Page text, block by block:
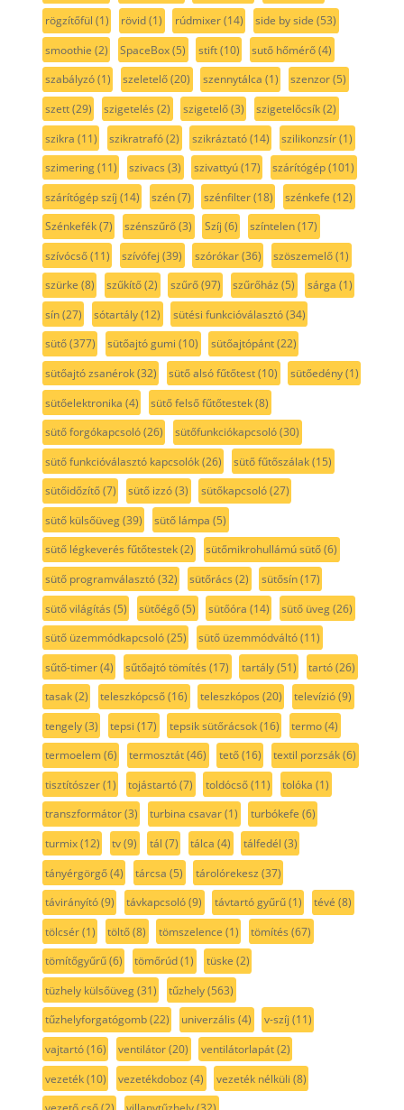
rögzítőfül (1) rövid(1) rúdmixer(14) side by side (53)
smoothie (2) SpaceBox(5) stift(10) sutő hőmérő(4)
szabályzó(1) szeletelő(20) szennytálca (1) szenzor(5)
szett(29) szigetelés (2) szigetelő(3) szigetelőcsík(2)
szikra (11) szikratrafó(2) szikráztató(14) szilikonzsír(1)
szimering(11) szivacs (3) szivattyú(17) szárítógép(101)
szárítógép szíj (14) szén(7) szénfilter(18) szénkefe (12)
Szénkefék(7) szénszűrő(3) Szíj (6) színtelen(17)
szívócső(11) szívófej (39) szórókar(36) szöszemelő(1)
szürke (8) szűkítő(2) szűrő(97) szűrőház (5) sárga (1)
sín(27) sótartály(12) sütési funkcióválasztó(34)
sütő(377) sütőajtó gumi (10) sütőajtópánt(22)
sütőajtó zsanérok(32) sütő alsó fűtőtest(10) sütőedény(1)
sütőelektronika (4) sütő felső fűtőtestek(8)
sütő forgókapcsoló(26) sütőfunkciókapcsoló(30)
sütő funkcióválasztó kapcsolók(26) sütő fűtőszálak(15)
sütőidőzítő(7) sütő izzó(3) sütőkapcsoló(27)
sütő külsőüveg(39) sütő lámpa (5)
sütő légkeverés fűtőtestek(2) sütőmikrohullámú sütő(6)
sütő programválasztó(32) sütőrács (2) sütősín(17)
sütő világítás (5) sütőégő(5) sütőóra (14) sütő üveg(26)
sütő üzemmódkapcsoló(25) sütő üzemmódváltó(11)
sűtő-timer(4) sűtőajtó tömítés (17) tartály(51) tartó(26)
tasak(2) teleszkópcső(16) teleszkópos (20) televízió(9)
tengely(3) tepsi (17) tepsik sütőrácsok(16) termo(4)
termoelem(6) termosztát(46) tető(16) textil porzsák(6)
tisztítószer(1) tojástartó(7) toldócső(11) tolóka (1)
transzformátor(3) turbina csavar(1) turbókefe (6)
turmix(12) tv(9) tál (7) tálca (4) tálfedél (3)
tányérgörgő(4) tárcsa (5) tárolórekesz (37)
távirányító(9) távkapcsoló(9) távtartó gyűrű(1) tévé (8)
tölcsér(1) töltő(8) tömszelence (1) tömítés (67)
tömítőgyűrű(6) tömőrúd(1) tüske (2)
tüzhely külsőüveg(31) tűzhely(563)
tűzhelyforgatógomb(22) univerzális (4) v-szíj (11)
vajtartó(16) ventilátor(20) ventilátorlapát(2)
vezeték(10) vezetékdoboz (4) vezeték nélküli (8)